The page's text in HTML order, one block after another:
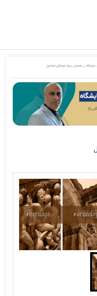
نمایشگاه و همایش میراث فرهنگی استانبول